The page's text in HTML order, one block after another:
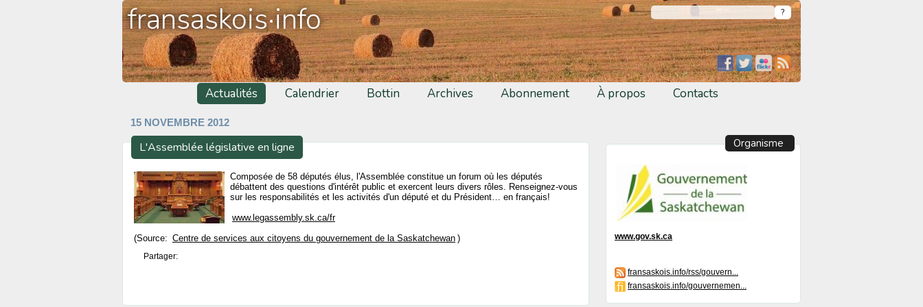
fransaskois·info
Actualités Calendrier Bottin Archives Abonnement À propos Contacts
15 NOVEMBRE 2012
L'Assemblée législative en ligne
Composée de 58 députés élus, l'Assemblée constitue un forum où les députés
débattent des questions d'intérêt public et exercent leurs divers rôles. Renseignez-vous
sur les responsabilités et les activités d'un député et du Président… en français!
www.legassembly.sk.ca/fr
(Source: Centre de services aux citoyens du gouvernement de la Saskatchewan )
Partager:
Organisme
www.gov.sk.ca
fransaskois.info/rss/gouvern...
fransaskois.info/gouvernemen...